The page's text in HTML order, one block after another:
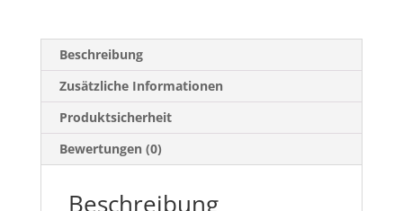
Beschreibung
Zusätzliche Informationen
Produktsicherheit
Bewertungen (0)
Beschreibung